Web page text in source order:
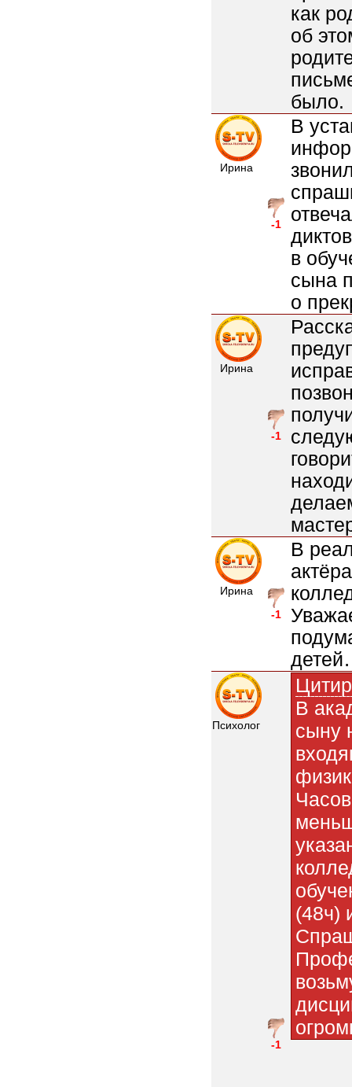
как
об
было.
Ирина
-1
В
в
сына
о
Ирина
-1
Ирина
-1
В
Психолог
-1
В
сыну
(48ч)